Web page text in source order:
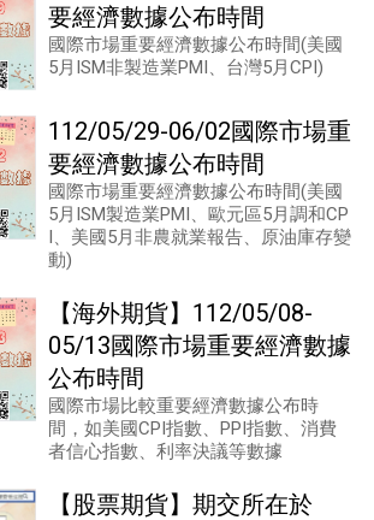
要經濟數據公布時間
國際市場重要經濟數據公布時間(美國
5月ISM非製造業PMI、台灣5月CPI)
112/05/29-06/02國際市場重
要經濟數據公布時間
國際市場重要經濟數據公布時間(美國
5月ISM製造業PMI、歐元區5月調和CP
I、美國5月非農就業報告、原油庫存變
動)
【海外期貨】112/05/08-
05/13國際市場重要經濟數據
公布時間
國際市場比較重要經濟數據公布時
間，如美國CPI指數、PPI指數、消費
者信心指數、利率決議等數據
【股票期貨】期交所在於